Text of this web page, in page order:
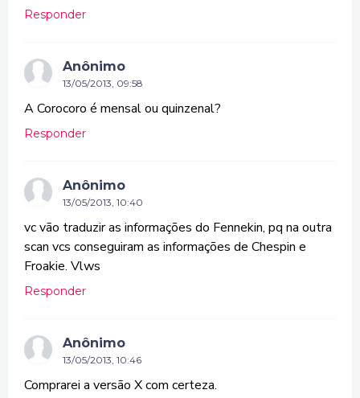
Responder
Anônimo
13/05/2013, 09:58
A Corocoro é mensal ou quinzenal?
Responder
Anônimo
13/05/2013, 10:40
vc vão traduzir as informações do Fennekin, pq na outra
scan vcs conseguiram as informações de Chespin e
Froakie. Vlws
Responder
Anônimo
13/05/2013, 10:46
Comprarei a versão X com certeza.